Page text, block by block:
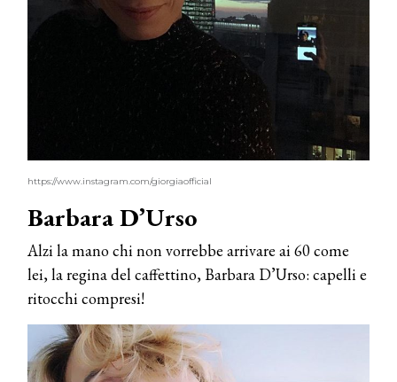
https://www.instagram.com/giorgiaofficial
Barbara D’Urso
Alzi la mano chi non vorrebbe arrivare ai 60 come
lei, la regina del caffettino, Barbara D’Urso: capelli e
ritocchi compresi!